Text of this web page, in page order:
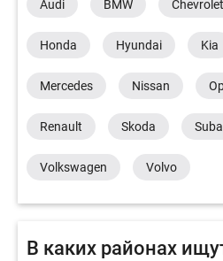
Audi BMW Chevrolet
Honda Hyundai Kia
Mercedes Nissan
Renault Skoda
Volkswagen Volvo
В каких районах